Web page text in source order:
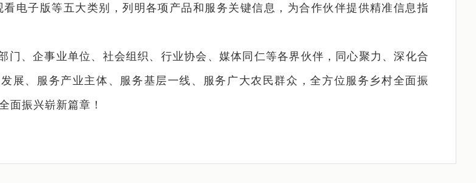
电子版等五大类别，列明各项产品和服务关键信息，为合作伙伴提供精准信息指
门、企事业单位、社会组织、行业协会、媒体同仁等各界伙伴，同心聚力、深化合
展、服务产业主体、服务基层一线、服务广大农民群众，全方位服务乡村全面振
面振兴崭新篇章！